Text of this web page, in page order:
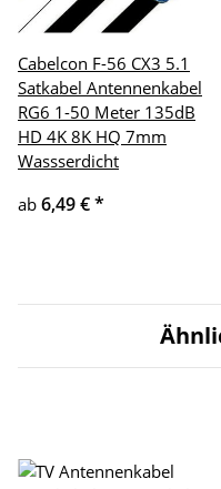
Cabelcon F-56 CX3 5.1
Satkabel Antennenkabel
RG6 1-50 Meter 135dB
HD 4K 8K HQ 7mm
Wassserdicht
ab 6,49 €*